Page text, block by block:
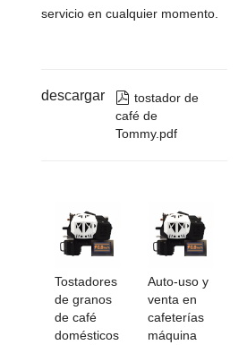
servicio en cualquier momento.
descargar  tostador de
café de
Tommy.pdf
Tostadores
de granos
de café
domésticos
Auto-uso y
venta en
cafeterías
máquina